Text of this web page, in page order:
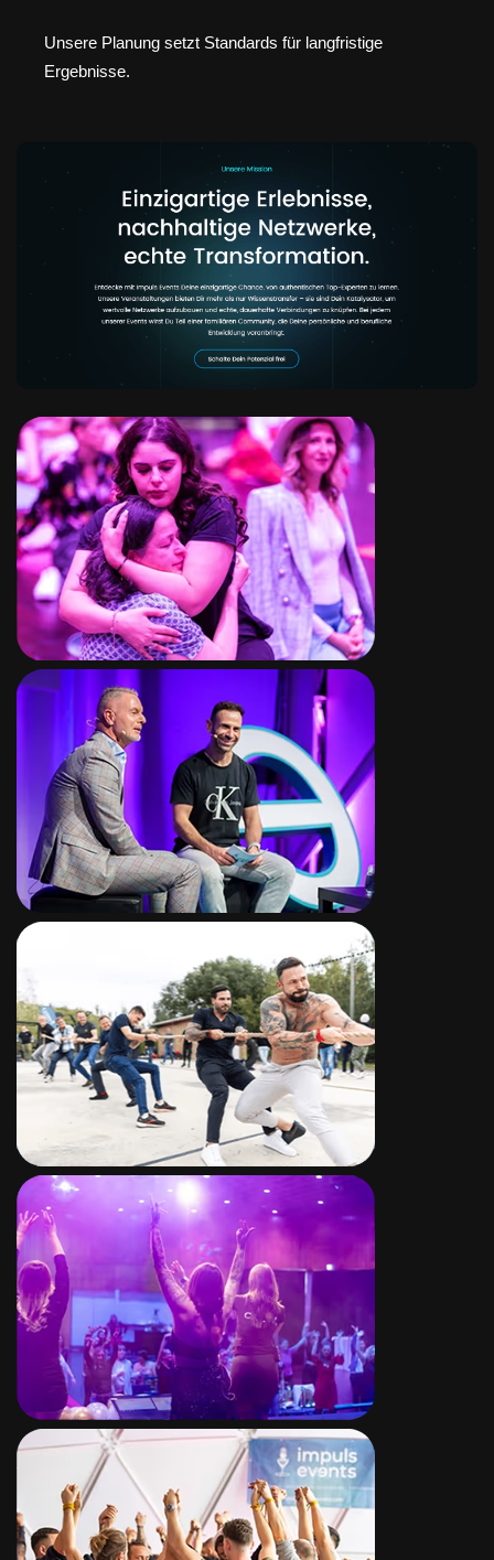
Unsere Planung setzt Standards für langfristige
Ergebnisse.